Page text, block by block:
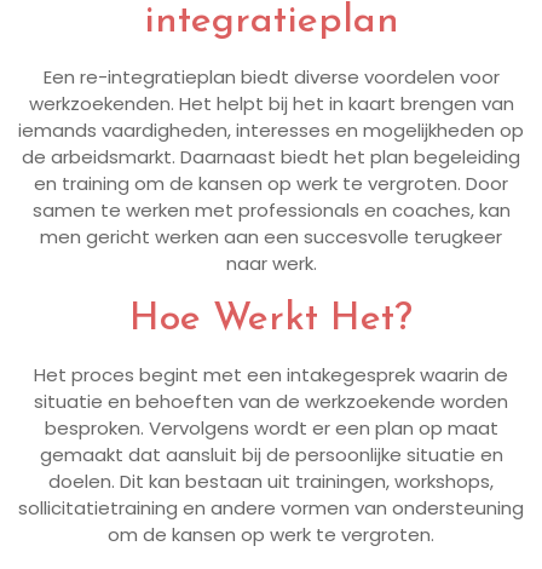
integratieplan
Een re-integratieplan biedt diverse voordelen voor
werkzoekenden. Het helpt bij het in kaart brengen van
iemands vaardigheden, interesses en mogelijkheden op
de arbeidsmarkt. Daarnaast biedt het plan begeleiding
en training om de kansen op werk te vergroten. Door
samen te werken met professionals en coaches, kan
men gericht werken aan een succesvolle terugkeer
naar werk.
Hoe Werkt Het?
Het proces begint met een intakegesprek waarin de
situatie en behoeften van de werkzoekende worden
besproken. Vervolgens wordt er een plan op maat
gemaakt dat aansluit bij de persoonlijke situatie en
doelen. Dit kan bestaan uit trainingen, workshops,
sollicitatietraining en andere vormen van ondersteuning
om de kansen op werk te vergroten.